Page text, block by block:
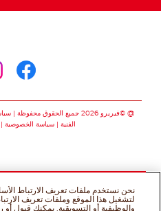
@ ©فيريرو 2026 جميع الحقوق محفوظة
الفنية
سياسة الخصوصية
نحن نستخدم ملفات تعريف الارتباط
لتشغيل هذا الموقع وملفات تعريف
والوظيفية أو التسويقية. يمكنك قبول